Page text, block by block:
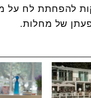
להפחתת לח
של מחלות.